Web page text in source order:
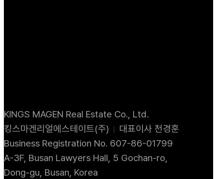
KINGS MAGEN Real Estate Co., Ltd.
킹스마겐리얼에스테이트(주)
대표이사 천경훈
Business Registration No. 607-86-01799
A-3F, Busan Lawyers Hall, 5 Gochan-ro,
Dong-gu, Busan, Korea